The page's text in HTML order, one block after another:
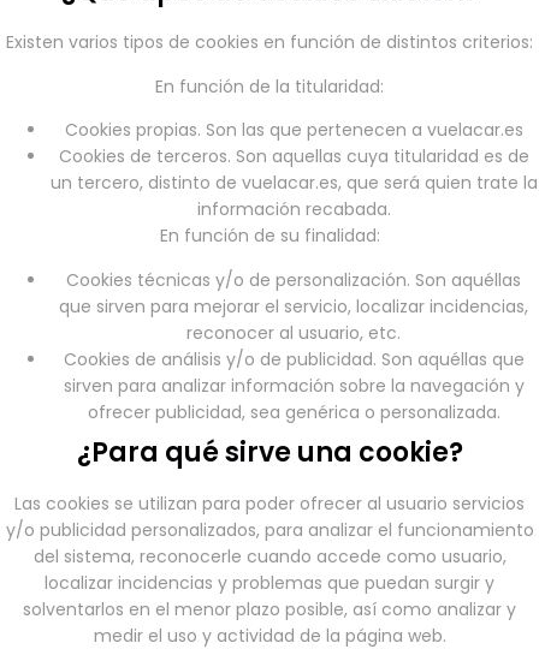
Existen varios tipos de cookies en función de distintos criterios:
En función de la titularidad:
Cookies propias. Son las que pertenecen a vuelacar.es
Cookies de terceros. Son aquellas cuya titularidad es de
un tercero, distinto de vuelacar.es, que será quien trate la
información recabada.
En función de su finalidad:
Cookies técnicas y/o de personalización. Son aquéllas
que sirven para mejorar el servicio, localizar incidencias,
reconocer al usuario, etc.
Cookies de análisis y/o de publicidad. Son aquéllas que
sirven para analizar información sobre la navegación y
ofrecer publicidad, sea genérica o personalizada.
¿Para qué sirve una cookie?
Las cookies se utilizan para poder ofrecer al usuario servicios
y/o publicidad personalizados, para analizar el funcionamiento
del sistema, reconocerle cuando accede como usuario,
localizar incidencias y problemas que puedan surgir y
solventarlos en el menor plazo posible, así como analizar y
medir el uso y actividad de la página web.